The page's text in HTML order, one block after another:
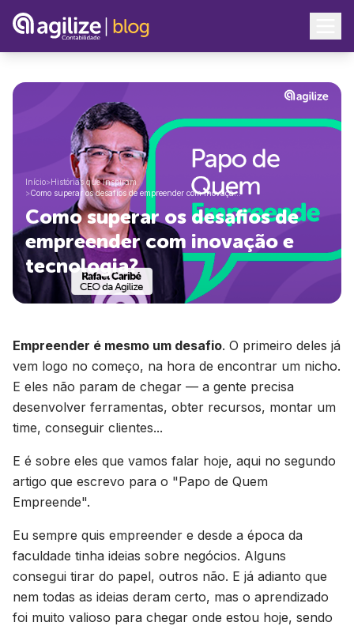
Início>Histórias que Inspiram
>Como superar os desafios de empreender com inovaçã…
Como superar os desafios de
empreender com inovação e
tecnologia?
Empreender é mesmo um desafio. O primeiro deles já
vem logo no começo, na hora de encontrar um nicho.
E eles não param de chegar — a gente precisa
desenvolver ferramentas, obter recursos, montar um
time, conseguir clientes...
E é sobre eles que vamos falar hoje, aqui no segundo
artigo que escrevo para o "Papo de Quem
Empreende".
Eu sempre quis empreender e desde a época da
faculdade tinha ideias sobre negócios. Alguns
consegui tirar do papel, outros não. E já adianto que
nem todas as ideias deram certo, mas o aprendizado
foi muito valioso para chegar onde estou hoje, sendo